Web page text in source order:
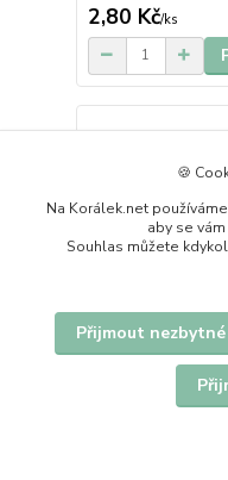
2,80 Kč/ks
🍪
Na Korálek.net
aby se
Souhlas můžete
Přijmout nezbytné